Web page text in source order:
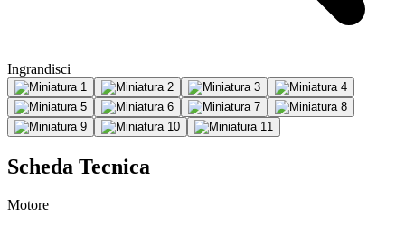
Ingrandisci
Scheda Tecnica
Motore